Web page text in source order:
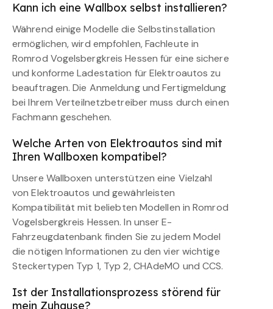
Kann ich eine Wallbox selbst installieren?
Während einige Modelle die Selbstinstallation
ermöglichen, wird empfohlen, Fachleute in
Romrod Vogelsbergkreis Hessen für eine sichere
und konforme Ladestation für Elektroautos zu
beauftragen. Die Anmeldung und Fertigmeldung
bei Ihrem Verteilnetzbetreiber muss durch einen
Fachmann geschehen.
Welche Arten von Elektroautos sind mit
Ihren Wallboxen kompatibel?
Unsere Wallboxen unterstützen eine Vielzahl
von Elektroautos und gewährleisten
Kompatibilität mit beliebten Modellen in Romrod
Vogelsbergkreis Hessen. In unser E-
Fahrzeugdatenbank finden Sie zu jedem Model
die nötigen Informationen zu den vier wichtige
Steckertypen Typ 1, Typ 2, CHAdeMO und CCS.
Ist der Installationsprozess störend für
mein Zuhause?